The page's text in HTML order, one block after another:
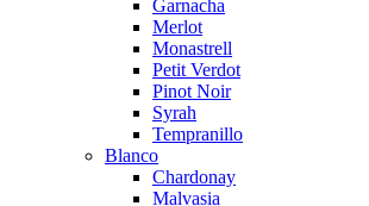
Garnacha
Merlot
Monastrell
Petit Verdot
Pinot Noir
Syrah
Tempranillo
Blanco
Chardonay
Malvasia